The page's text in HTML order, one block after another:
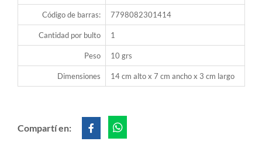
Código de barras: 7798082301414
Cantidad por bulto 1
Peso 10 grs
Dimensiones 14 cm alto x 7 cm ancho x 3 cm largo
Compartí en: